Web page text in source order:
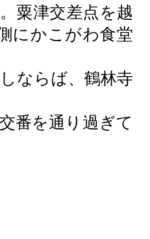
粟津交差点を越
にかこがわ食堂
ならば、鶴林寺
番を通り過ぎて